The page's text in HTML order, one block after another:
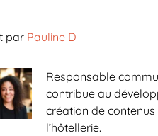
par Pauline D
Responsable
contribue au
création de
l’hôtellerie.